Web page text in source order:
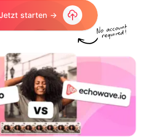
starten →